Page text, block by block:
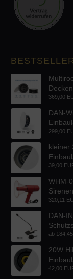
369,00
DAN-
299,00
kleiner
39,00
WHM-
320,11
DAN-
ab
20W
42,00